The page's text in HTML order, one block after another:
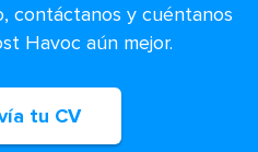
contáctanos y cuéntanos
Havoc aún mejor.
tu CV